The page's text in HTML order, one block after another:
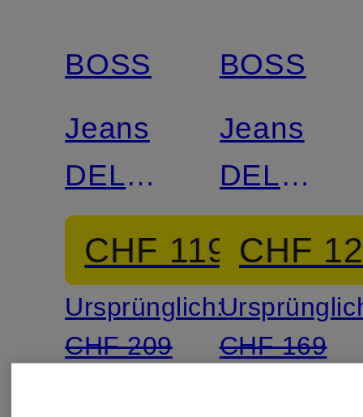
BOSS
Jeans
DELAWARE
Slim Fit
CHF 119
Ursprünglich:
CHF 209
BOSS
Jeans
BO
Slim Fit
CHF
CHF 169